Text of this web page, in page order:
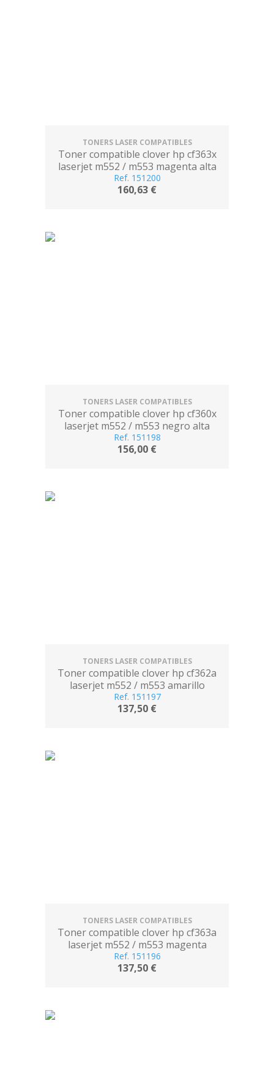
TONERS LASER COMPATIBLES
Toner compatible clover hp cf363x
laserjet m552 / m553 magenta alta
capacidad
Ref. 151200
160,63 €
TONERS LASER COMPATIBLES
Toner compatible clover hp cf360x
laserjet m552 / m553 negro alta
capacidad
Ref. 151198
156,00 €
TONERS LASER COMPATIBLES
Toner compatible clover hp cf362a
laserjet m552 / m553 amarillo
Ref. 151197
137,50 €
TONERS LASER COMPATIBLES
Toner compatible clover hp cf363a
laserjet m552 / m553 magenta
Ref. 151196
137,50 €